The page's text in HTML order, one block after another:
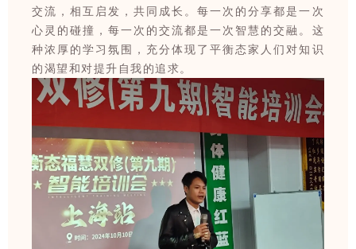
交流，相互启发，共同成长。每一次的分享都是一次
心灵的碰撞，每一次的交流都是一次智慧的交融。这
种浓厚的学习氛围，充分体现了平衡态家人们对知识
的渴望和对提升自我的追求。